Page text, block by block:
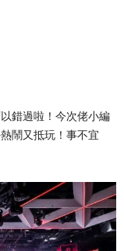
錯過啦！今次佬小編
鬧又抵玩！事不宜